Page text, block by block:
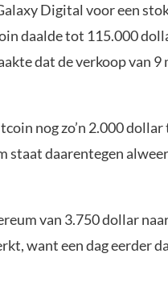
Digital voor een
daalde tot 115.000
dat de verkoop van 9
nog zo’n 2.000 dollar
staat daarentegen
van 3.750 dollar
want een dag eerder